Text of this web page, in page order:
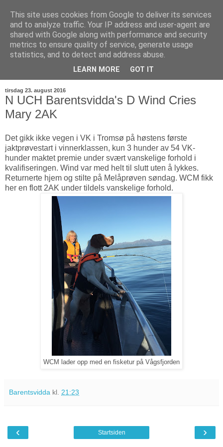
tirsdag 23. august 2016
N UCH Barentsvidda's D Wind Cries
Mary 2AK
Det gikk ikke vegen i VK i Tromsø på høstens første
jaktprøvestart i vinnerklassen, kun 3 hunder av 54 VK-
hunder maktet premie under svært vanskelige forhold i
kvalifiseringen. Wind var med helt til slutt uten å lykkes.
Returnerte hjem og stilte på Melåprøven søndag. WCM fikk
her en flott 2AK under tildels vanskelige forhold.
WCM lader opp med en fisketur på Vågsfjorden
Barentsvidda kl. 21:23
‹ ›
Startsiden
This site uses cookies from Google to deliver its services
and to analyze traffic. Your IP address and user-agent are
shared with Google along with performance and security
metrics to ensure quality of service, generate usage
statistics, and to detect and address abuse.
LEARN MORE GOT IT